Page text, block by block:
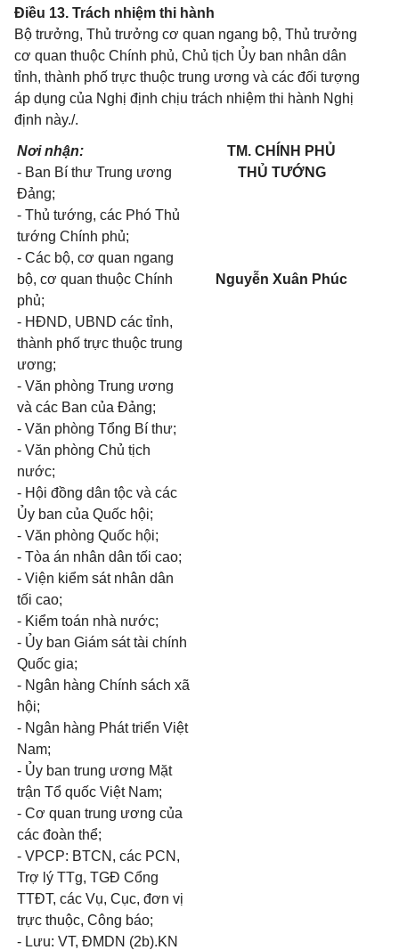
Điều 13. Trách nhiệm thi hành
Bộ trưởng, Thủ trưởng cơ quan ngang bộ, Thủ trưởng
cơ quan thuộc Chính phủ, Chủ tịch Ủy ban nhân dân
tỉnh, thành phố trực thuộc trung ương và các đối tượng
áp dụng của Nghị định chịu trách nhiệm thi hành Nghị
định này./.
Nơi nhận:
- Ban Bí thư Trung ương
Đảng;
- Thủ tướng, các Phó Thủ
tướng Chính phủ;
- Các bộ, cơ quan ngang
bộ, cơ quan thuộc Chính
phủ;
- HĐND, UBND các tỉnh,
thành phố trực thuộc trung
ương;
- Văn phòng Trung ương
và các Ban của Đảng;
- Văn phòng Tổng Bí thư;
- Văn phòng Chủ tịch
nước;
- Hội đồng dân tộc và các
Ủy ban của Quốc hội;
- Văn phòng Quốc hội;
- Tòa án nhân dân tối cao;
- Viện kiểm sát nhân dân
tối cao;
- Kiểm toán nhà nước;
- Ủy ban Giám sát tài chính
Quốc gia;
- Ngân hàng Chính sách xã
hội;
- Ngân hàng Phát triển Việt
Nam;
- Ủy ban trung ương Mặt
trận Tổ quốc Việt Nam;
- Cơ quan trung ương của
các đoàn thể;
- VPCP: BTCN, các PCN,
Trợ lý TTg, TGĐ Cổng
TTĐT, các Vụ, Cục, đơn vị
trực thuộc, Công báo;
- Lưu: VT, ĐMDN (2b).KN
TM. CHÍNH PHỦ
THỦ TƯỚNG
Nguyễn Xuân Phúc